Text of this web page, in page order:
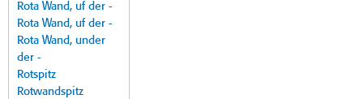
Rota Wand, uf der -
Rota Wand, uf der -
Rota Wand, under
der -
Rotspitz
Rotwandspitz